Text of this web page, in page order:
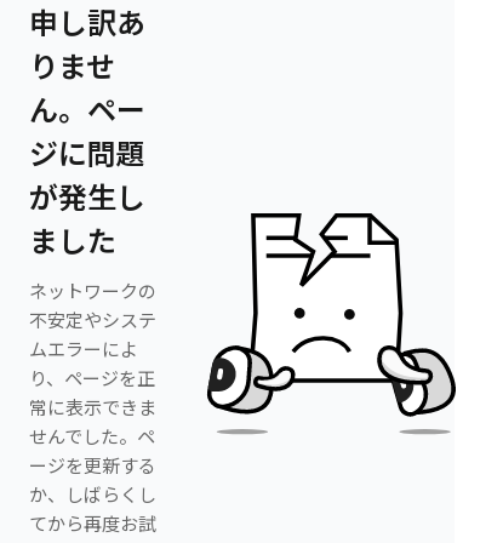
申し訳あ
りませ
ん。ペー
ジに問題
が発生し
ました
ネットワークの
不安定やシステ
ムエラーによ
り、ページを正
常に表示できま
せんでした。ペ
ージを更新する
か、しばらくし
てから再度お試